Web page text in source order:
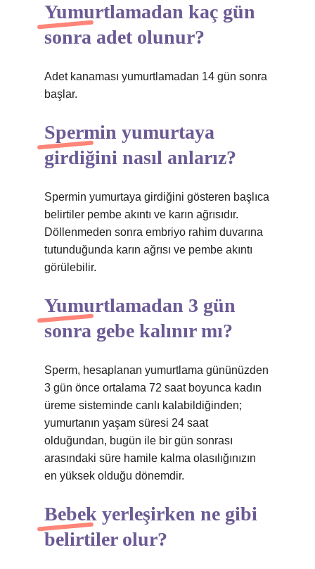
Yumurtlamadan kaç gün
sonra adet olunur?
Adet kanaması yumurtlamadan 14 gün sonra
başlar.
Spermin yumurtaya
girdiğini nasıl anlarız?
Spermin yumurtaya girdiğini gösteren başlıca
belirtiler pembe akıntı ve karın ağrısıdır.
Döllenmeden sonra embriyo rahim duvarına
tutunduğunda karın ağrısı ve pembe akıntı
görülebilir.
Yumurtlamadan 3 gün
sonra gebe kalınır mı?
Sperm, hesaplanan yumurtlama gününüzden
3 gün önce ortalama 72 saat boyunca kadın
üreme sisteminde canlı kalabildiğinden;
yumurtanın yaşam süresi 24 saat
olduğundan, bugün ile bir gün sonrası
arasındaki süre hamile kalma olasılığınızın
en yüksek olduğu dönemdir.
Bebek yerleşirken ne gibi
belirtiler olur?